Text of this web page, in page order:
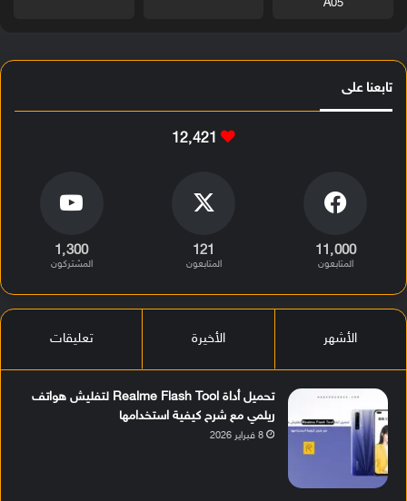
A05
تابعنا على
12٬421
11٬000
المتابعون
121
المتابعون
1٬300
المشتركون
الأشهر الأخيرة تعليقات
تحميل أداة Realme Flash Tool لتفليش هواتف
ريلمي مع شرح كيفية استخدامها
8 فبراير 2026